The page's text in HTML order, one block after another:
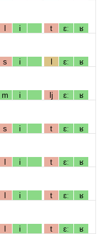
l i t ɛː ʁ
s i l ɛː ʁ
m i lj ɛː ʁ
s i t ɛː ʁ
l i t ɛː ʁ
l i t ɛː ʁ
l i t ɛː ʁ